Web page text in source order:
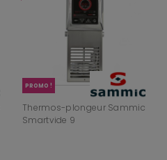
PROMO !
Thermos-plongeur Sammic
Smartvide 9